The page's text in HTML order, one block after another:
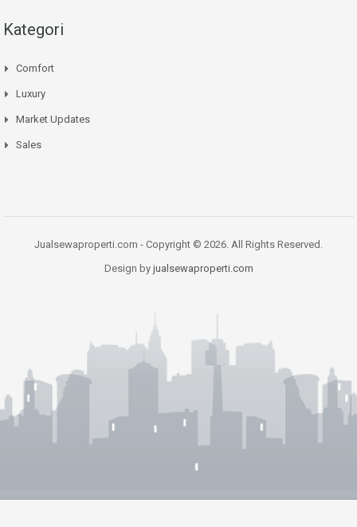
Kategori
Comfort
Luxury
Market Updates
Sales
Jualsewaproperti.com - Copyright © 2026. All Rights Reserved.
Design by jualsewaproperti.com